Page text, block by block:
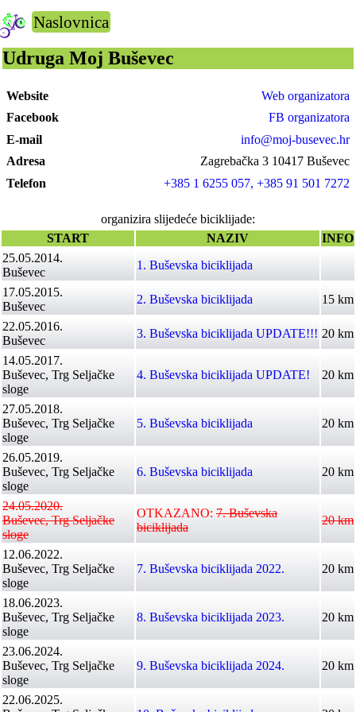
Naslovnica
Udruga Moj Buševec
Website
Web organizatora
Facebook
FB organizatora
E-mail
info@moj-busevec.hr
Adresa
Zagrebačka 3 10417 Buševec
Telefon
+385 1 6255 057, +385 91 501 7272
organizira slijedeće biciklijade:
START
NAZIV
INFO
25.05.2014.
Buševec
1. Buševska biciklijada
17.05.2015.
Buševec
2. Buševska biciklijada
15 km
22.05.2016.
Buševec
3. Buševska biciklijada UPDATE!!! 20 km
14.05.2017.
Buševec, Trg Seljačke
sloge
4. Buševska biciklijada UPDATE! 20 km
27.05.2018.
Buševec, Trg Seljačke
sloge
5. Buševska biciklijada 20 km
26.05.2019.
Buševec, Trg Seljačke
sloge
6. Buševska biciklijada 20 km
24.05.2020.
Buševec, Trg Seljačke
sloge
OTKAZANO: 7. Buševska
biciklijada
20 km
12.06.2022.
Buševec, Trg Seljačke
sloge
7. Buševska biciklijada 2022. 20 km
18.06.2023.
Buševec, Trg Seljačke
sloge
8. Buševska biciklijada 2023. 20 km
23.06.2024.
Buševec, Trg Seljačke
sloge
9. Buševska biciklijada 2024. 20 km
22.06.2025.